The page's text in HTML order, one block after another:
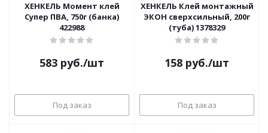
ХЕНКЕЛЬ Момент клей
Супер ПВА, 750г (банка)
422988
583 руб./шт
Под заказ
ХЕНКЕЛЬ Клей монтажный
ЭКОН сверхсильный, 200г
(туба) 1378329
158 руб./шт
Под заказ